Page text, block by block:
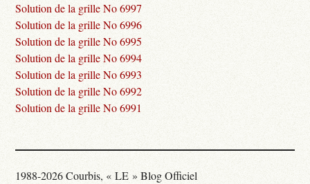
Solution de la grille No 6997
Solution de la grille No 6996
Solution de la grille No 6995
Solution de la grille No 6994
Solution de la grille No 6993
Solution de la grille No 6992
Solution de la grille No 6991
1988-2026 Courbis, « LE » Blog Officiel